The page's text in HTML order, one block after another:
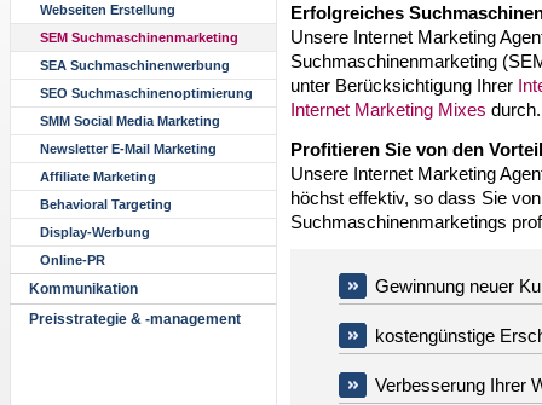
Webseiten Erstellung
SEM Suchmaschinenmarketing
SEA Suchmaschinenwerbung
SEO Suchmaschinenoptimierung
SMM Social Media Marketing
Newsletter E-Mail Marketing
Affiliate Marketing
Behavioral Targeting
Display-Werbung
Online-PR
Kommunikation
Preisstrategie & -management
Erfolgreiches
Unsere Internet Marketing
Suchmaschinenmarketing
unter Berücksichtigung Ihrer
Internet Marketing Mixes durch.
Profitieren Sie von den
Unsere Internet Marketing
höchst effektiv, so dass Sie
Suchmaschinenmarketings
Gewinnung neuer
kostengünstige
Verbesserung Ihrer